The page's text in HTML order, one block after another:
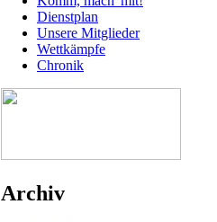
Dienstplan
Unsere Mitglieder
Wettkämpfe
Chronik
Archiv